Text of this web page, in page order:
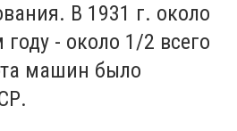
В 1931 г. около
- около 1/2 всего
машин было